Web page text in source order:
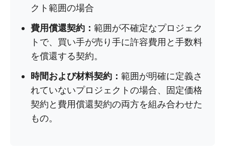
クト範囲の場合
費用償還契約： 範囲が不確定なプロジェク
トで、買い手が売り手に許容費用と手数料
を償還する契約。
時間および材料契約： 範囲が明確に定義さ
れていないプロジェクトの場合、固定価格
契約と費用償還契約の両方を組み合わせた
もの。